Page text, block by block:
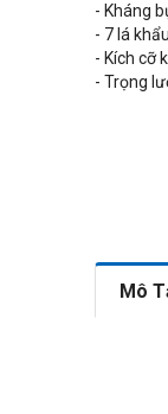
- Kháng
- 7 lá
- Kích cỡ
- Trọng
Mô